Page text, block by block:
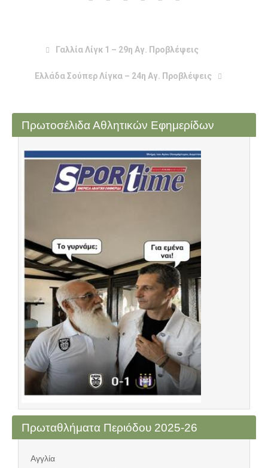
Γαλλία Λίγκ 1 – 29η Αγ. Προβλέψεις
Ελλάδα Σούπερ Λίγκα – 24η Αγ. Προβλέψεις
Πρωτοσέλιδα Αθλητικών Εφημερίδων
Πρωταθλήματα Περιόδου 2025-26
Αγγλία